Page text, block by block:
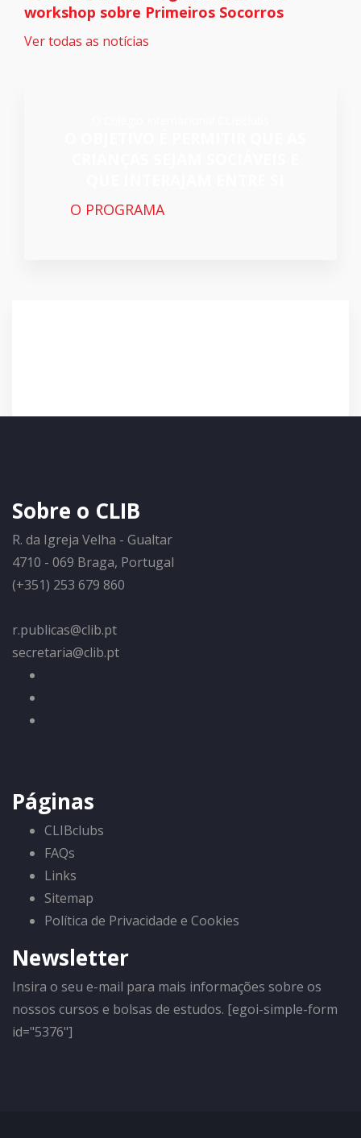
workshop sobre Primeiros Socorros
Ver todas as notícias
O PROGRAMA
Sobre o CLIB
R. da Igreja Velha - Gualtar
4710 - 069 Braga, Portugal
(+351) 253 679 860
r.publicas@clib.pt
secretaria@clib.pt
Páginas
CLIBclubs
FAQs
Links
Sitemap
Política de Privacidade e Cookies
Newsletter
Insira o seu e-mail para mais informações sobre os
nossos cursos e bolsas de estudos. [egoi-simple-form
id="5376"]